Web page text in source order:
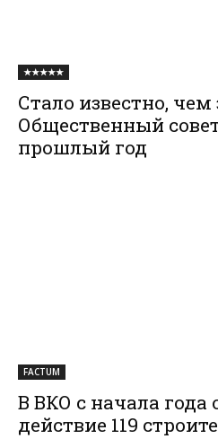
★★★★★
Стало известно,
Общественный
прошлый год
FACTUM
В ВКО с начала года
действие 119